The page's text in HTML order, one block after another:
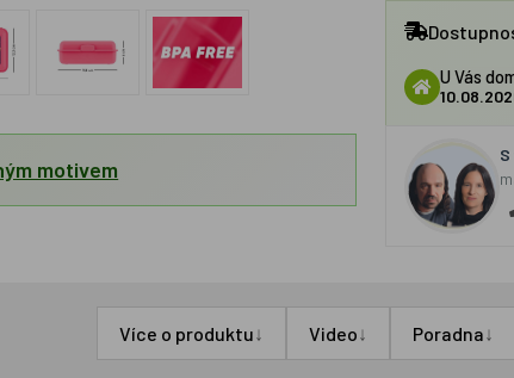
motivem
U Vás
Více o produktu↓ Video↓ Poradna↓